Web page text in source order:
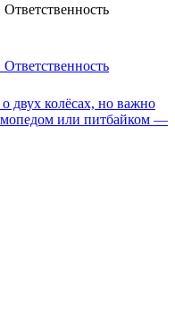
двух колёсах, но важно
или питбайком —